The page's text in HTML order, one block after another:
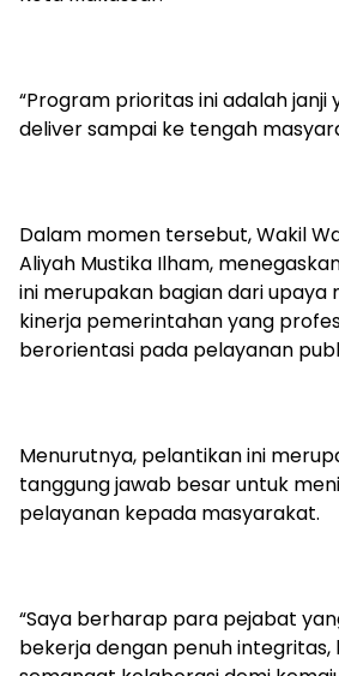
“Program prioritas ini adalah janji
deliver sampai ke tengah
Dalam momen tersebut, Wakil
Aliyah Mustika Ilham,
ini merupakan bagian dari upaya
kinerja pemerintahan yang
berorientasi pada pelayanan
Menurutnya, pelantikan ini
tanggung jawab besar untuk
pelayanan kepada masyarakat.
“Saya berharap para pejabat
bekerja dengan penuh integritas,